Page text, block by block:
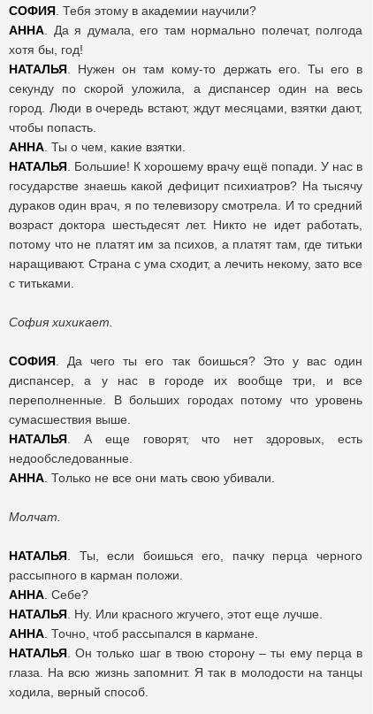
СОФИЯ . Тебя этому в академии научили?
АННА . Да я думала, его там нормально полечат, полгода
хотя бы, год!
НАТАЛЬЯ . Нужен он там кому-то держать его. Ты его в
секунду по скорой уложила, а диспансер один на весь
город. Люди в очередь встают, ждут месяцами, взятки дают,
чтобы попасть.
АННА . Ты о чем, какие взятки.
НАТАЛЬЯ . Большие! К хорошему врачу ещё попади. У нас в
государстве знаешь какой дефицит психиатров? На тысячу
дураков один врач, я по телевизору смотрела. И то средний
возраст доктора шестьдесят лет. Никто не идет работать,
потому что не платят им за психов, а платят там, где титьки
наращивают. Страна с ума сходит, а лечить некому, зато все
с титьками.
София хихикает.
СОФИЯ . Да чего ты его так боишься? Это у вас один
диспансер, а у нас в городе их вообще три, и все
переполненные. В больших городах потому что уровень
сумасшествия выше.
НАТАЛЬЯ . А еще говорят, что нет здоровых, есть
недообследованные.
АННА . Только не все они мать свою убивали.
Молчат.
НАТАЛЬЯ . Ты, если боишься его, пачку перца черного
рассыпного в карман положи.
АННА . Себе?
НАТАЛЬЯ . Ну. Или красного жгучего, этот еще лучше.
АННА . Точно, чтоб рассыпался в кармане.
НАТАЛЬЯ . Он только шаг в твою сторону – ты ему перца в
глаза. На всю жизнь запомнит. Я так в молодости на танцы
ходила, верный способ.